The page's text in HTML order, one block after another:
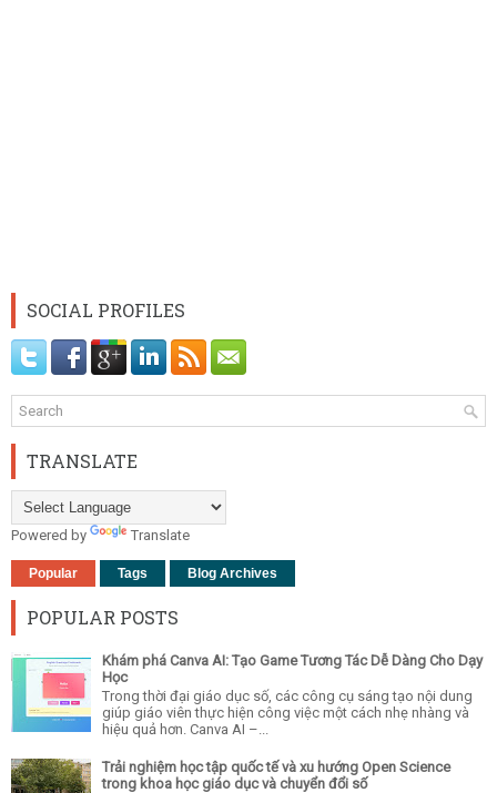
SOCIAL PROFILES
TRANSLATE
Powered by Translate
Popular Tags Blog Archives
POPULAR POSTS
Khám phá Canva AI: Tạo Game Tương Tác Dễ Dàng Cho Dạy
Học
Trong thời đại giáo dục số, các công cụ sáng tạo nội dung
giúp giáo viên thực hiện công việc một cách nhẹ nhàng và
hiệu quả hơn. Canva AI –...
Trải nghiệm học tập quốc tế và xu hướng Open Science
trong khoa học giáo dục và chuyển đổi số